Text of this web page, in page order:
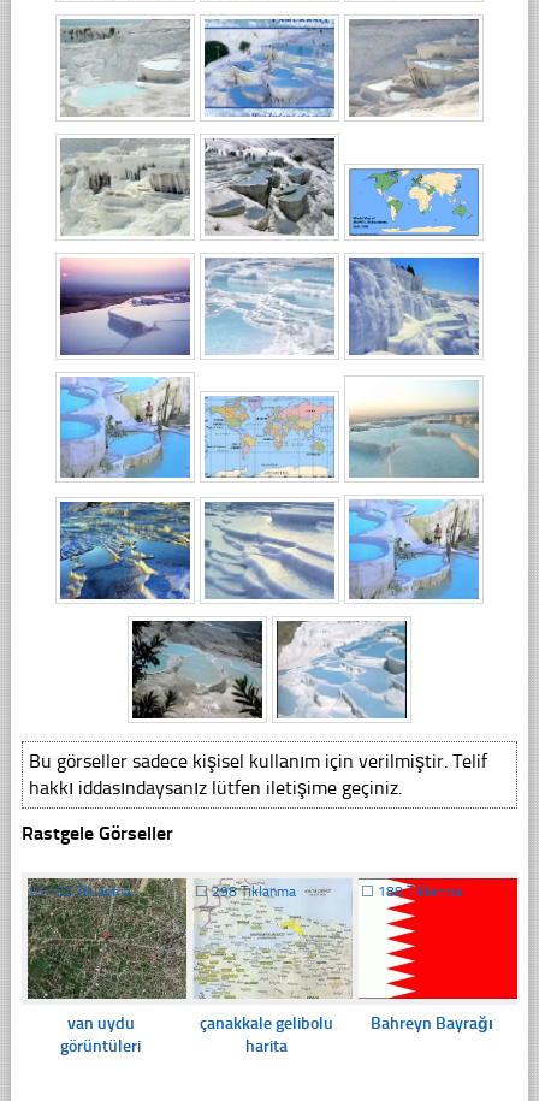
Bu görseller sadece kişisel kullanım için verilmiştir. Telif
hakkı iddasındaysanız lütfen iletişime geçiniz.
Rastgele Görseller
☐192 Tıklanma
van uydu
görüntüleri
☐298 Tıklanma
çanakkale gelibolu
harita
☐ 188 Tıklanma
Bahreyn Bayrağı